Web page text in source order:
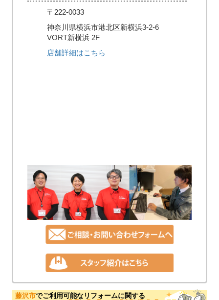
〒222-0033
神奈川県横浜市港北区新横浜3-2-6
VORT新横浜 2F
店舗詳細はこちら
藤沢市でご利用可能なリフォームに関する